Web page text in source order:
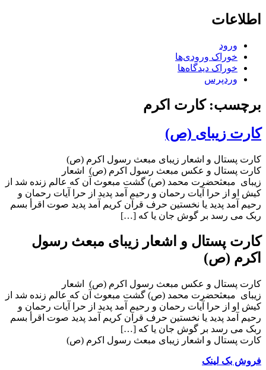
اطلاعات
ورود
خوراک ورودی‌ها
خوراک دیدگاه‌ها
وردپرس
برچسب: کارت اکرم
کارت زیبای (ص)
کارت پستال و اشعار زیبای مبعث رسول اکرم (ص)
کارت پستال و عکس مبعث رسول اکرم (ص) اشعار
زیبای مبعثحضرت محمد (ص) گشت مبعوث آن که عالم زنده شد از
کیش او از حرا آیات رحمان و رحیم آمد پدید از حرا آیات رحمان و
رحیم آمد پدید یا نخستین حرف قرآن کریم آمد پدید صوت اقرأ بسم
ربک مى رسد بر گوش جان یا که […]
کارت پستال و اشعار زیبای مبعث رسول
اکرم (ص)
کارت پستال و عکس مبعث رسول اکرم (ص) اشعار
زیبای مبعثحضرت محمد (ص) گشت مبعوث آن که عالم زنده شد از
کیش او از حرا آیات رحمان و رحیم آمد پدید از حرا آیات رحمان و
رحیم آمد پدید یا نخستین حرف قرآن کریم آمد پدید صوت اقرأ بسم
ربک مى رسد بر گوش جان یا که […]
کارت پستال و اشعار زیبای مبعث رسول اکرم (ص)
فروش بک لینک